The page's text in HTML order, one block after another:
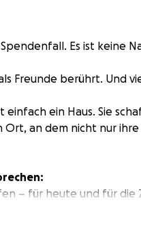
Spendenfall. Es ist keine
Freunde berührt. Und
ein Haus. Sie
Ort, an dem nicht nur
– für heute und für die
der an Parkinson